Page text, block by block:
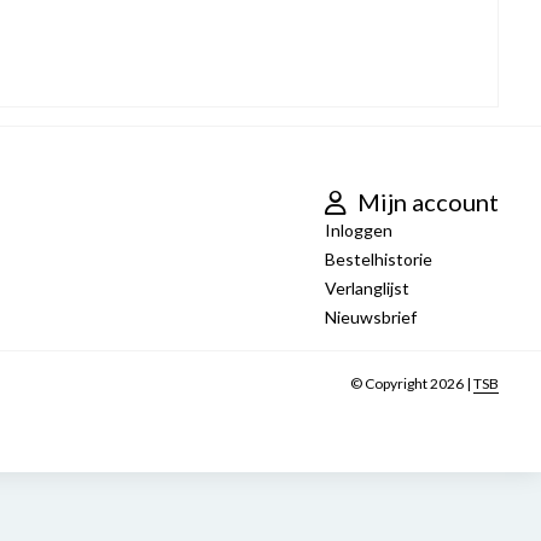
Mijn account
Inloggen
Bestelhistorie
Verlanglijst
Nieuwsbrief
© Copyright 2026 | TSB